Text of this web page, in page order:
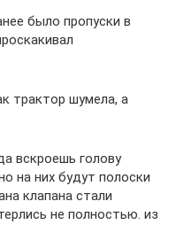
было пропуски в
трактор шумела, а
вскроешь голову
на них будут полоски
клапана стали
не полностью. из